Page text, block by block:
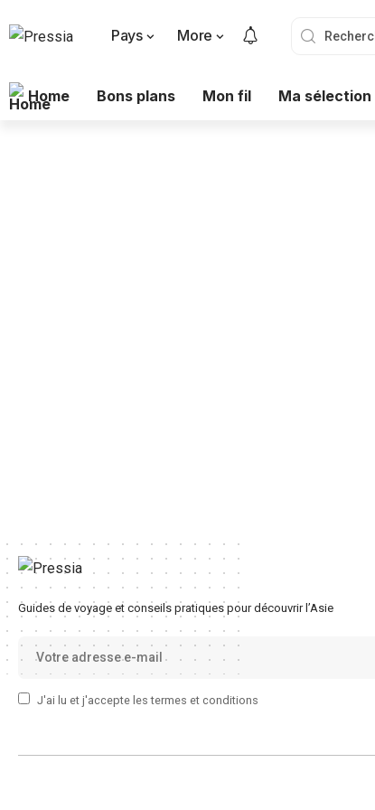
Pays More
Home Bons plans Mon fil Ma sélection
Guides de voyage et conseils pratiques pour découvrir l’Asie
J'ai lu et j'accepte les termes et conditions